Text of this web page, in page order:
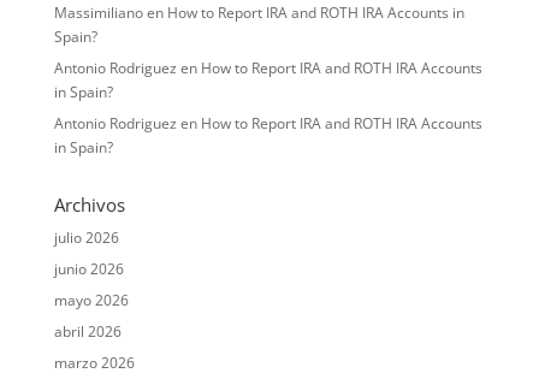
Massimilianoen How to Report IRA and ROTH IRA Accounts in
Spain?
Antonio Rodriguez en How to Report IRA and ROTH IRA Accounts
in Spain?
Antonio Rodriguez en How to Report IRA and ROTH IRA Accounts
in Spain?
Archivos
julio 2026
junio 2026
mayo 2026
abril 2026
marzo 2026